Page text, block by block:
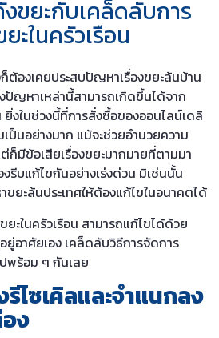
ขยะกับเคล็ดลับการ
ในครัวเรือน
ต้องเคยประสบปัญหาเรื่องขยะล้นบ้าน
ญหาเหล่านี้สามารถเกิดขึ้นได้จาก
งในช่วงนี้ที่การสั่งซื้อของออนไลน์เดลิ
ป็นอย่างมาก แม้จะช่วยอำนวยความ
มีข้อเสียเรื่องขยะมากมายที่ตามมา
รีบแก้ไขกันอย่างเร่งด่วน มิเช่นนั้น
ยะล้นประเทศให้ต้องแก้ไขในอนาคตได้
ะในครัวเรือน สามารถแก้ไขได้ด้วย
ยู่อาศัยเอง เคล็ดลับวิธีการจัดการ
พร้อม ๆ กันเลย
ไซเคิลและจำแนกลง
ง